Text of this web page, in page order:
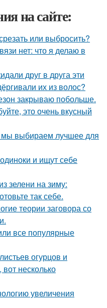
на сайте:
или выбросить?
нет: что я делаю в
друг в друга эти
их из волос?
закрываю побольше.
это очень вкусный
выбираем лучшее для
и ищут себе
зелени на зиму:
так себе.
теории заговора со
все популярные
огурцов и
несколько
увеличения